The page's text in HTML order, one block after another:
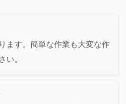
ます。簡単な作業も大変な作
い。